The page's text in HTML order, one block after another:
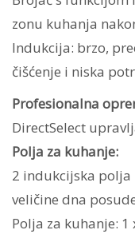
zonu kuhanja
Indukcija: brzo,
čišćenje i niska
Profesionalna
DirectSelect
Polja za kuhanje:
2 indukcijska polja
veličine dna
Polja za kuhanje: